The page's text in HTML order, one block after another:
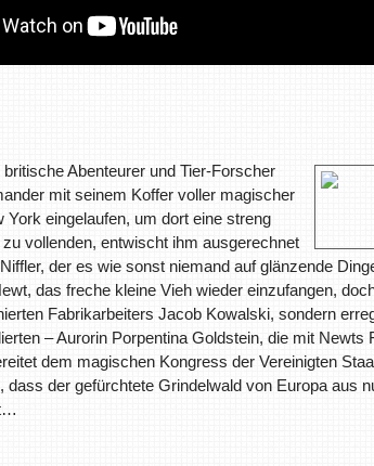
Abenteurer und Tier-Forscher
mit seinem Koffer voller magischer
York eingelaufen, um dort eine streng
vollenden, entwischt ihm ausgerechnet
der es wie sonst niemand auf glänzende
das freche kleine Vieh wieder einzufangen,
Fabrikarbeiters Jacob Kowalski, sondern
– Aurorin Porpentina Goldstein, die mit
dem magischen Kongress der Vereinigten
dass der gefürchtete Grindelwald von Europa aus